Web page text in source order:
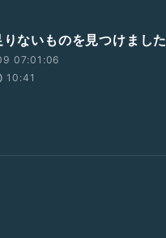
ないものを見つけました
07:01:06
10:41